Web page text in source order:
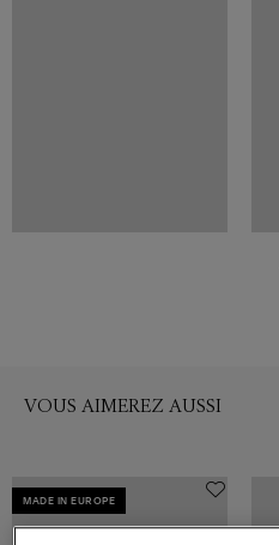
VOUS AIMEREZ AUSSI
MADE IN EUROPE